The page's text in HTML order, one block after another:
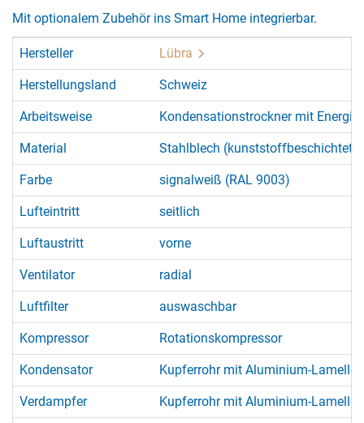
Mit optionalem Zubehör ins Smart Home integrierbar.
Hersteller Lübra
Herstellungsland Schweiz
Arbeitsweise Kondensationstrockner mit
Material Stahlblech (kunststoffbeschichtet)
Farbe signalweiß (RAL 9003)
Lufteintritt seitlich
Luftaustritt vorne
Ventilator radial
Luftfilter auswaschbar
Kompressor Rotationskompressor
Kondensator Kupferrohr mit Aluminium-Lamellen
Verdampfer Kupferrohr mit Aluminium-Lamellen